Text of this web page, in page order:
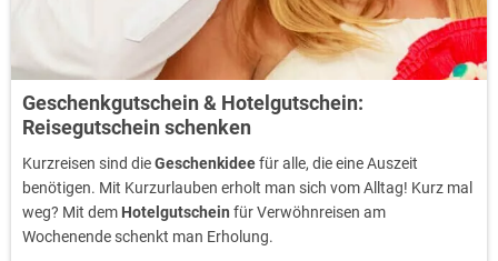
Geschenkgutschein & Hotelgutschein:
Reisegutschein schenken
Kurzreisen sind dieGeschenkideefür alle, die eine Auszeit
benötigen. Mit Kurzurlauben erholt man sich vom Alltag! Kurz mal
weg? Mit dem Hotelgutschein für Verwöhnreisen am
Wochenende schenkt man Erholung.